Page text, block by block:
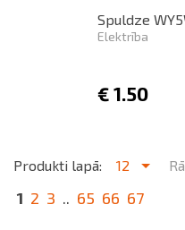
Spuldze
Elektrība
€ 1.50
Produkti lapā: 12
1 2 3 .. 65 66 67